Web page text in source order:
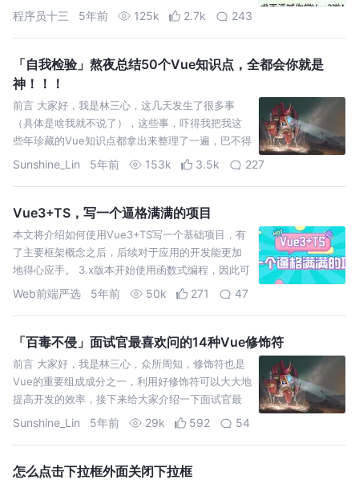
程序员十三 5年前 125k 2.7k 243
「自我检验」熬夜总结50个Vue知识点，全都会你就是
神！！！
前言 大家好，我是林三心，这几天发生了很多事
（具体是啥我就不说了），这些事，吓得我把我这
些年珍藏的Vue知识点都拿出来整理了一遍，巴不得
能多总结出一道是一道，我拿出了我的笔记，并且
Sunshine_Lin 5年前 153k 3.5k 227
Vue3+TS，写一个逼格满满的项目
本文将介绍如何使用Vue3+TS写一个基础项目，有
了主要框架概念之后，后续对于应用的开发能更加
地得心应手。 3.x版本开始使用函数式编程，因此可
以使用链式调用。 规定了数组元素类型是
Web前端严选 5年前 50k 271 47
「百毒不侵」面试官最喜欢问的14种Vue修饰符
前言 大家好，我是林三心，众所周知，修饰符也是
Vue的重要组成成分之一，利用好修饰符可以大大地
提高开发的效率，接下来给大家介绍一下面试官最
喜欢问的13种Vue修饰符 1.lazy lazy修饰符作用是
Sunshine_Lin 5年前 29k 592 54
怎么点击下拉框外面关闭下拉框